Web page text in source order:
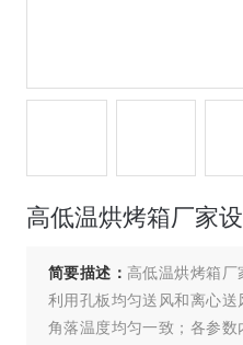
高低温烘烤箱厂家
简要描述： 高低温烘烤箱厂
利用孔板均匀送风和离心
角落温度均匀一致；各参